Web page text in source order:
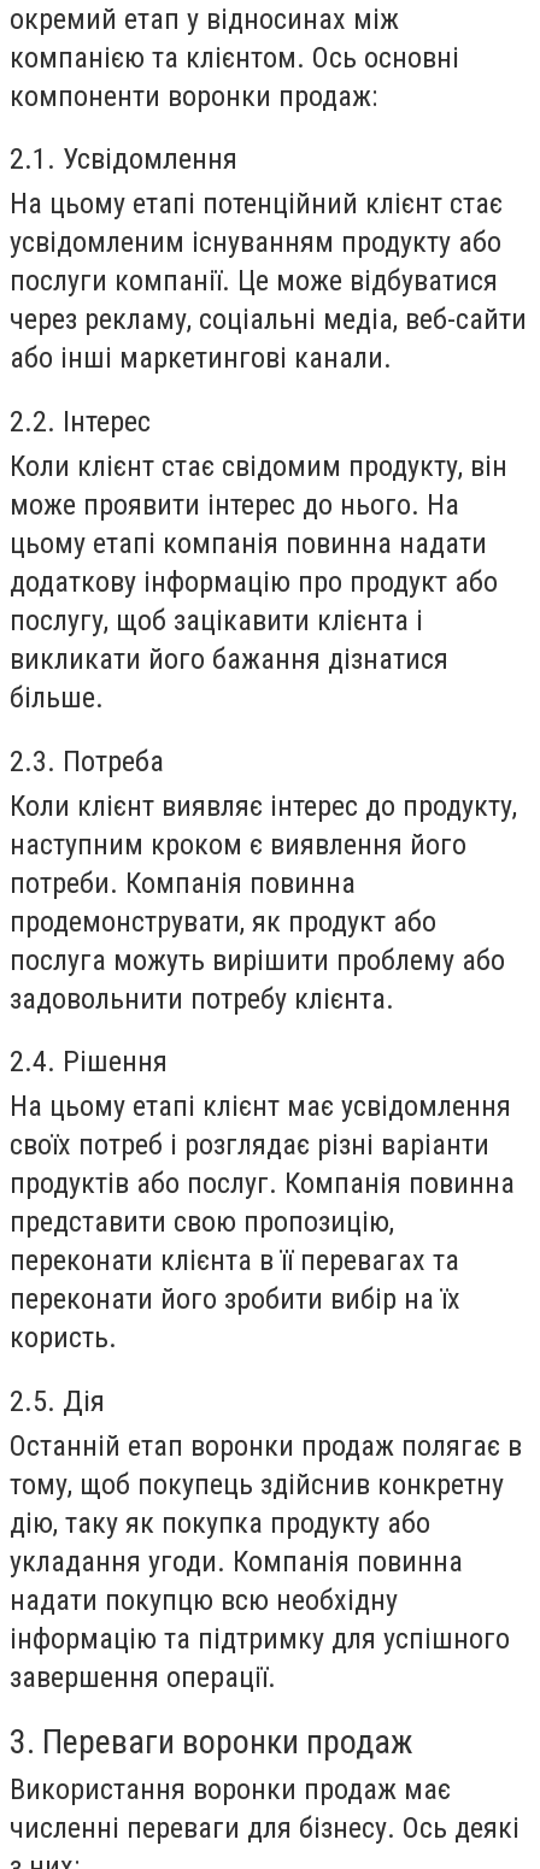
окремий етап у відносинах між
компанією та клієнтом. Ось основні
компоненти воронки продаж:
2.1. Усвідомлення
На цьому етапі потенційний клієнт стає
усвідомленим існуванням продукту або
послуги компанії. Це може відбуватися
через рекламу, соціальні медіа, веб-сайти
або інші маркетингові канали.
2.2. Інтерес
Коли клієнт стає свідомим продукту, він
може проявити інтерес до нього. На
цьому етапі компанія повинна надати
додаткову інформацію про продукт або
послугу, щоб зацікавити клієнта і
викликати його бажання дізнатися
більше.
2.3. Потреба
Коли клієнт виявляє інтерес до продукту,
наступним кроком є виявлення його
потреби. Компанія повинна
продемонструвати, як продукт або
послуга можуть вирішити проблему або
задовольнити потребу клієнта.
2.4. Рішення
На цьому етапі клієнт має усвідомлення
своїх потреб і розглядає різні варіанти
продуктів або послуг. Компанія повинна
представити свою пропозицію,
переконати клієнта в її перевагах та
переконати його зробити вибір на їх
користь.
2.5. Дія
Останній етап воронки продаж полягає в
тому, щоб покупець здійснив конкретну
дію, таку як покупка продукту або
укладання угоди. Компанія повинна
надати покупцю всю необхідну
інформацію та підтримку для успішного
завершення операції.
3. Переваги воронки продаж
Використання воронки продаж має
численні переваги для бізнесу. Ось деякі